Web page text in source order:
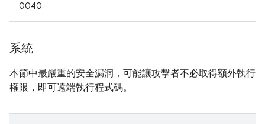
0040
系統
本節中最嚴重的安全漏洞，可能讓攻擊者不必取得額外執行
權限，即可遠端執行程式碼。